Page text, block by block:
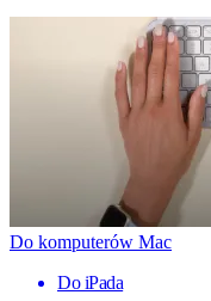
Do komputerów Mac
Do iPada